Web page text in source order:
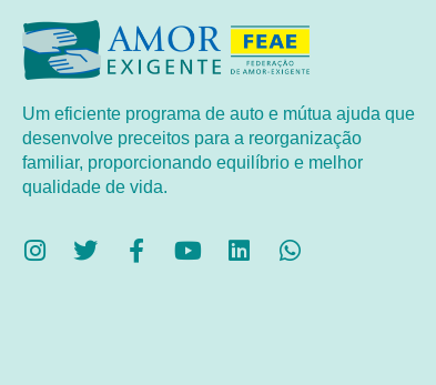
Um eficiente programa de auto e mútua ajuda que
desenvolve preceitos para a reorganização
familiar, proporcionando equilíbrio e melhor
qualidade de vida.